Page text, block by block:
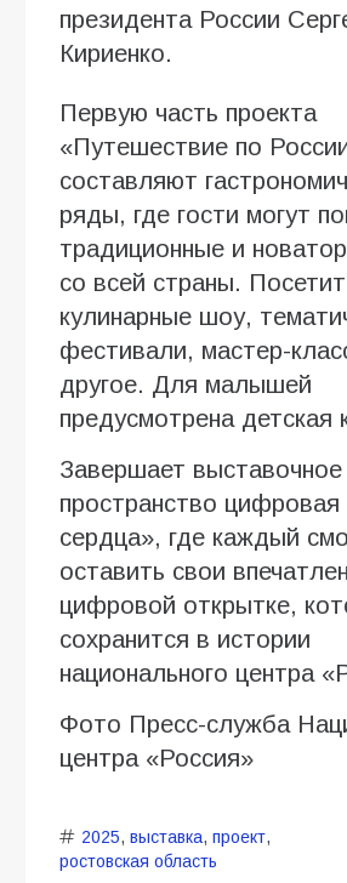
президента России
Кириенко.
Первую часть проекта
«Путешествие по
составляют
ряды, где гости могут
традиционные и
со всей страны.
кулинарные шоу,
фестивали, мастер-
другое. Для малышей
предусмотрена детская
Завершает выставочное
пространство цифровая
сердца», где каждый
оставить свои
цифровой открытке,
сохранится в истории
национального центра
Фото Пресс-служба
центра «Россия»
2025, выставка, проект,
ростовская область